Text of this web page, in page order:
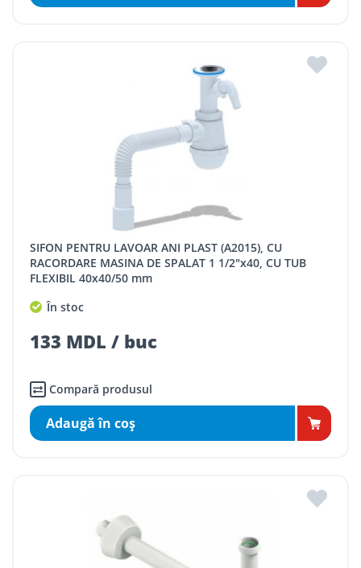
SIFON PENTRU LAVOAR ANI PLAST (A2015), CU
RACORDARE MASINA DE SPALAT 1 1/2"x40, CU TUB
FLEXIBIL 40x40/50 mm
În stoc
133 MDL / buc
Compară produsul
Adaugă în coş